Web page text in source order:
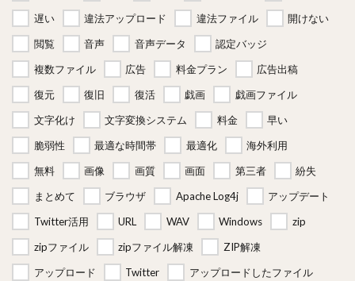
遅い
違法アップロード 違法ファイル
開けない
閲覧
音声 音声データ
認定バッジ
複数ファイル
広告 料金プラン
広告出稿
復元
復旧 復活 戯画
戯画ファイル
文字化け
文字変換システム 料金
早い
脆弱性
最適な時間帯 最適化
海外利用
無料
画像 画質 画面 第三者
紛失
まとめて
ブラウザ Apache Log4j
アップデート
Twitter活用
URL WAV Windows
zip
zipファイル
zipファイル解凍
ZIP解凍
アップロード
Twitter
アップロードしたファイル